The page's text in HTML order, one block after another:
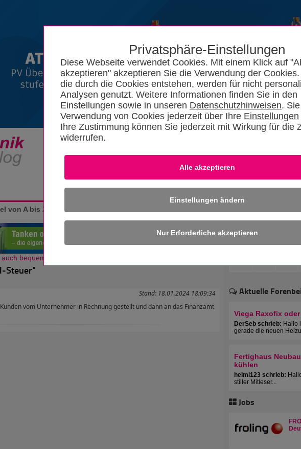
Privatsphäre-Einstellungen
Diese Webseite verwendet Cookies. Mit einem Klick auf
akzeptieren" akzeptieren Sie die Verwendung der
die durch die Cookies entstehen, werden für nicht
Analysen genutzt. Weitere Informationen finden Sie in den
Einstellungen sowie in unseren Datenschutzhinweisen.
Verwendung von Cookies jederzeit über Ihre Einstellungen
Ihre Zustimmung können Sie jederzeit mit Wirkung für die
widerrufen.
Einstellungen ändern
Startseite News
von A bis Z
bequem als Newsletter erhalten!
Steuer"
Stand: 18.01.2024 18:09:34
vom Unternehmer in Rechnung gestellt und dann an das Finanzamt
Aktuelle
Viega Raxofix
DerSeb schrieb: Hallo
gerade die neuen
Fertighaus
kühlen
heimi123 schrieb:
stiller Mitleser...
Jobs